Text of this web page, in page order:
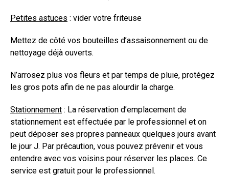
Petites astuces : vider votre friteuse
Mettez de côté vos bouteilles d’assaisonnement ou de
nettoyage déjà ouverts.
N’arrosez plus vos fleurs et par temps de pluie, protégez
les gros pots afin de ne pas alourdir la charge.
Stationnement : La réservation d’emplacement de
stationnement est effectuée par le professionnel et on
peut déposer ses propres panneaux quelques jours avant
le jour J. Par précaution, vous pouvez prévenir et vous
entendre avec vos voisins pour réserver les places. Ce
service est gratuit pour le professionnel.